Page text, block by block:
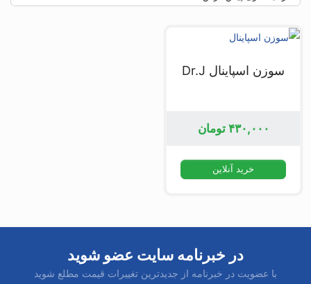
سوزن اسپاینال Dr.J
۴۳۰,۰۰۰ تومان
خرید آنلاین
در خبرنامه سایت عضو شوید
با عضویت در خبرنامه از جدیدترین تغییرات قیمت مطلع شوید